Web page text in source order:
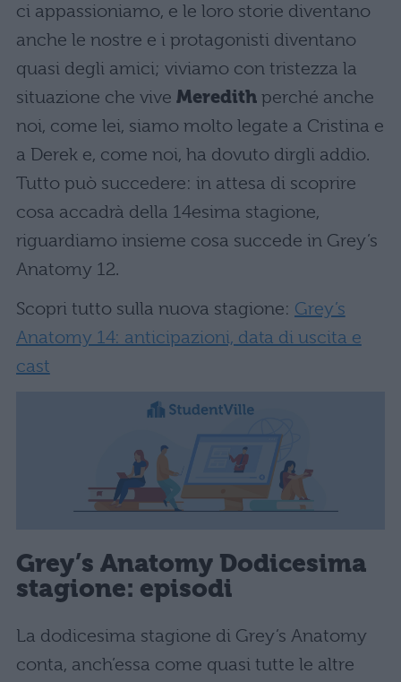
ci appassioniamo, e le loro storie diventano
anche le nostre e i protagonisti diventano
quasi degli amici; viviamo con tristezza la
situazione che vive Meredith perché anche
noi, come lei, siamo molto legate a Cristina e
a Derek e, come noi, ha dovuto dirgli addio.
Tutto può succedere: in attesa di scoprire
cosa accadrà della 14esima stagione,
riguardiamo insieme cosa succede in Grey’s
Anatomy 12.
Scopri tutto sulla nuova stagione: Grey’s
Anatomy 14: anticipazioni, data di uscita e
cast
Grey’s Anatomy Dodicesima
stagione: episodi
La dodicesima stagione di Grey’s Anatomy
conta, anch’essa come quasi tutte le altre